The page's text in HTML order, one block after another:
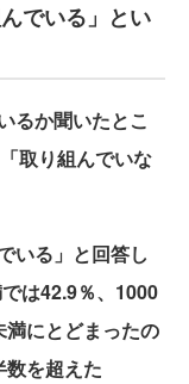
でいる」とい
るか聞いたとこ
取り組んでいな
いる」と回答し
は42.9％、1000
にとどまったの
を超えた